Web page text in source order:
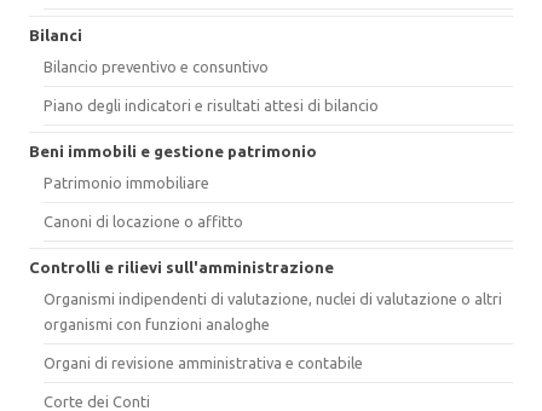
Bilanci
Bilancio preventivo e consuntivo
Piano degli indicatori e risultati attesi di bilancio
Beni immobili e gestione patrimonio
Patrimonio immobiliare
Canoni di locazione o affitto
Controlli e rilievi sull'amministrazione
Organismi indipendenti di valutazione, nuclei di valutazione o altri
organismi con funzioni analoghe
Organi di revisione amministrativa e contabile
Corte dei Conti